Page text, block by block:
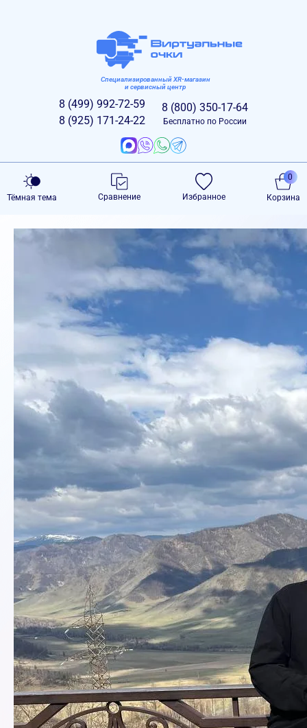
Специализированный XR-магазин
и сервисный центр
8 (499) 992-72-59
8 (925) 171-24-22
8 (800) 350-17-64
Бесплатно по России
Тёмная тема Сравнение Избранное Корзина
0